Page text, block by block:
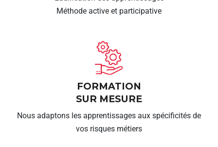
Méthode active et participative
FORMATION
SUR MESURE
Nous adaptons les apprentissages aux spécificités de
vos risques métiers